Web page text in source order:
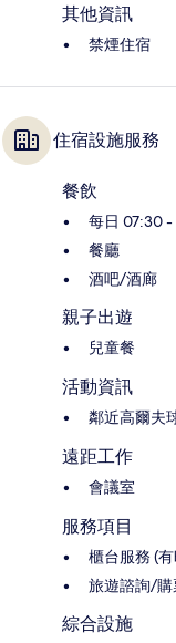
其他資訊
禁煙住宿
住宿設施服務
餐飲
每日 07:30 -
餐廳
酒吧/酒廊
親子出遊
兒童餐
活動資訊
鄰近高爾夫
遠距工作
會議室
服務項目
櫃台服務 (
旅遊諮詢/購
綜合設施